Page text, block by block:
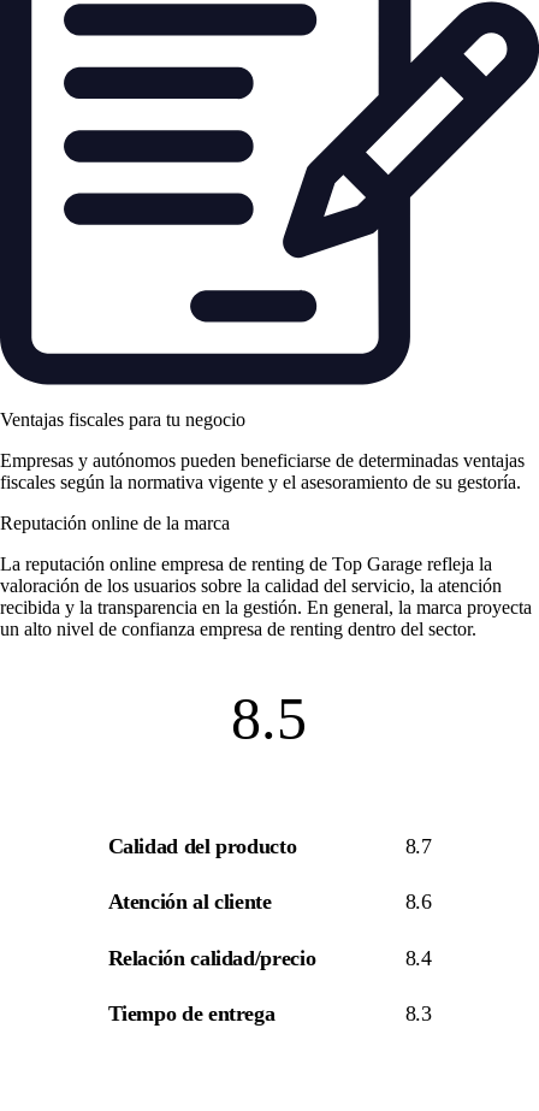
Ventajas fiscales para tu negocio
Empresas y autónomos pueden beneficiarse de determinadas ventajas
fiscales según la normativa vigente y el asesoramiento de su gestoría.
Reputación online de la marca
La reputación online empresa de renting de Top Garage refleja la
valoración de los usuarios sobre la calidad del servicio, la atención
recibida y la transparencia en la gestión. En general, la marca proyecta
un alto nivel de confianza empresa de renting dentro del sector.
8.5
Calidad del producto 8.7
Atención al cliente 8.6
Relación calidad/precio 8.4
Tiempo de entrega 8.3